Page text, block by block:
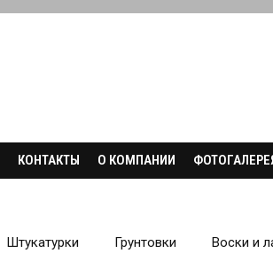
КОНТАКТЫ О КОМПАНИИ
Штукатурки Грунтовки Воски и